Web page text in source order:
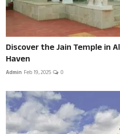
Discover the Jain Temple in
Haven
Admin Feb 19, 2025 0